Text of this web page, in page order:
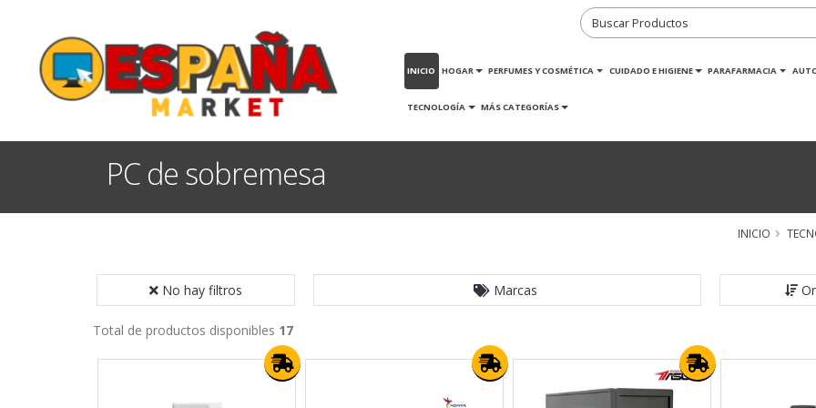
INICIO HOGAR PERFUMES Y COSMÉTICA CUIDADO E HIGIENE PARAFARMACIA
TECNOLOGÍA MÁS CATEGORÍAS
PC de sobremesa
INICIO
No hay filtros Marcas
Total de productos disponibles 17